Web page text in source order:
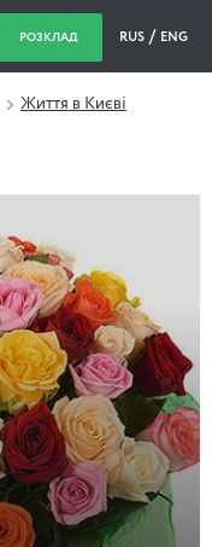
РОЗКЛАД RUS ENG
Життя в Києві